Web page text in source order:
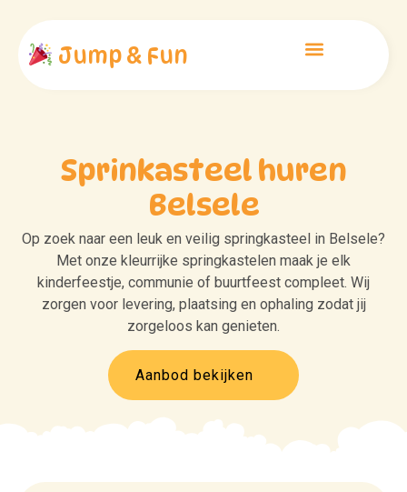
Jump & Fun
Sprinkasteel huren
Belsele
Op zoek naar een leuk en veilig springkasteel in Belsele?
Met onze kleurrijke springkastelen maak je elk
kinderfeestje, communie of buurtfeest compleet. Wij
zorgen voor levering, plaatsing en ophaling zodat jij
zorgeloos kan genieten.
Aanbod bekijken